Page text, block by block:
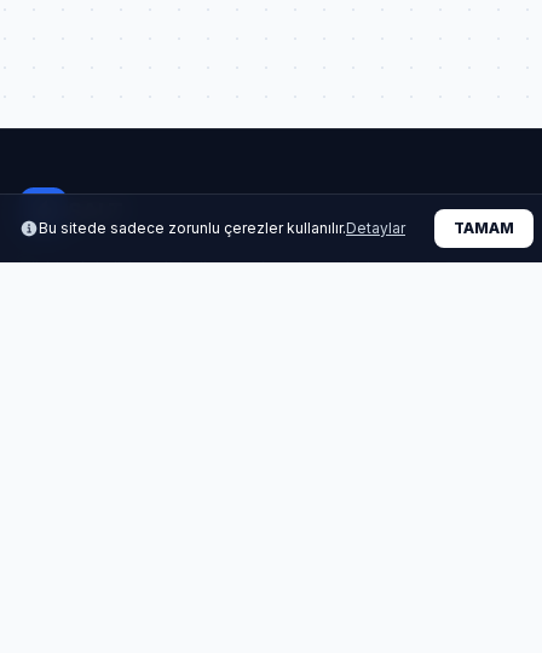
Türkiye'nin lider elektrik ve şalt malzemeleri satış platformu.
Bu sitede sadece zorunlu çerezler kullanılır.Detaylar TAMAM